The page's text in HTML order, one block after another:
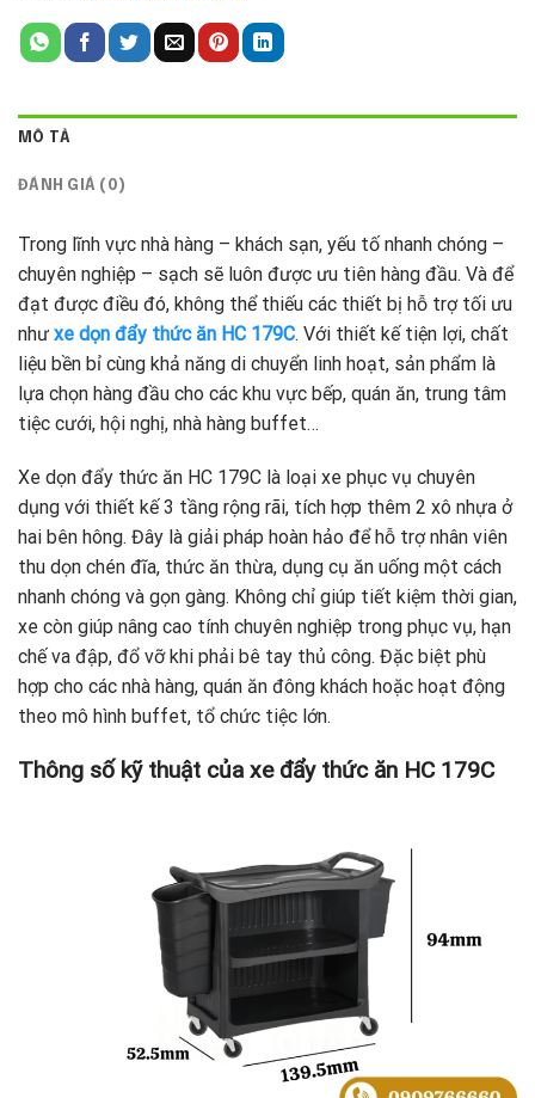
MÔ TẢ
ĐÁNH GIÁ (0)
Trong lĩnh vực nhà hàng – khách sạn, yếu tố nhanh chóng –
chuyên nghiệp – sạch sẽ luôn được ưu tiên hàng đầu. Và để
đạt được điều đó, không thể thiếu các thiết bị hỗ trợ tối ưu
như xe dọn đẩy thức ăn HC 179C. Với thiết kế tiện lợi, chất
liệu bền bỉ cùng khả năng di chuyển linh hoạt, sản phẩm là
lựa chọn hàng đầu cho các khu vực bếp, quán ăn, trung tâm
tiệc cưới, hội nghị, nhà hàng buffet…
Xe dọn đẩy thức ăn HC 179C là loại xe phục vụ chuyên
dụng với thiết kế 3 tầng rộng rãi, tích hợp thêm 2 xô nhựa ở
hai bên hông. Đây là giải pháp hoàn hảo để hỗ trợ nhân viên
thu dọn chén đĩa, thức ăn thừa, dụng cụ ăn uống một cách
nhanh chóng và gọn gàng. Không chỉ giúp tiết kiệm thời gian,
xe còn giúp nâng cao tính chuyên nghiệp trong phục vụ, hạn
chế va đập, đổ vỡ khi phải bê tay thủ công. Đặc biệt phù
hợp cho các nhà hàng, quán ăn đông khách hoặc hoạt động
theo mô hình buffet, tổ chức tiệc lớn.
Thông số kỹ thuật của xe đẩy thức ăn HC 179C